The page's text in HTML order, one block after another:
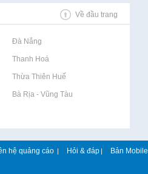
Về đầu trang
tại Đà Nẵng
tại Thanh Hoá
tại Thừa Thiên Huế
tại Bà Rịa - Vũng Tàu
hệ quảng cáo | Hỏi & đáp | Bản Mobile